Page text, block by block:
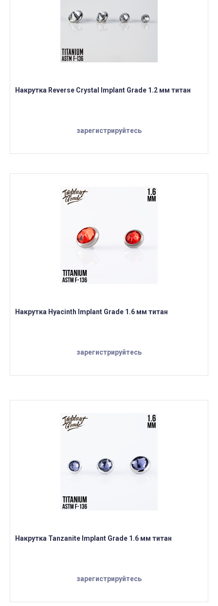
Накрутка Reverse Crystal Implant Grade 1.2 мм титан
зарегистрируйтесь
Накрутка Hyacinth Implant Grade 1.6 мм титан
зарегистрируйтесь
Накрутка Tanzanite Implant Grade 1.6 мм титан
зарегистрируйтесь